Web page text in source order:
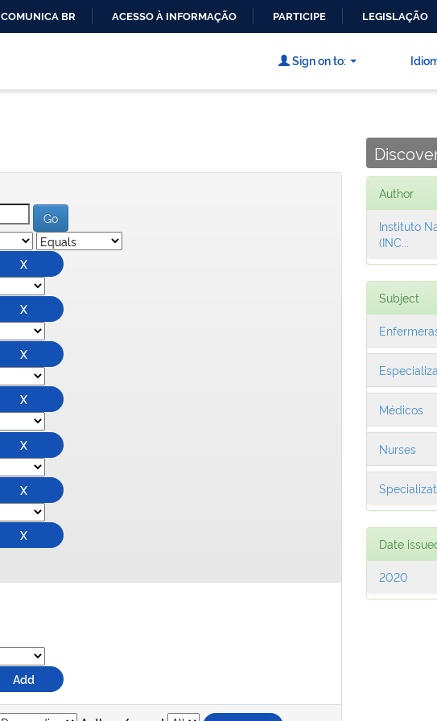
CONTEÚDO
COMUNICA BR ACESSO À INFORMAÇÃO PARTICIPE LEGISLAÇÃO
Sign on to:
Author
Instituto
(INC...
Subject
Médicos
Nurses
Date
2020